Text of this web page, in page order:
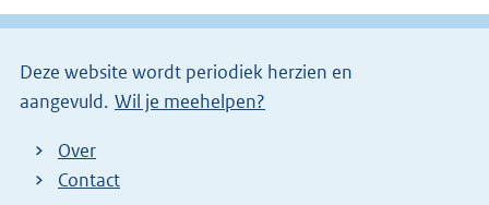
l
n
k
Deze website wordt periodiek herzien en
aangevuld. Wil je meehelpen?
Over
Contact